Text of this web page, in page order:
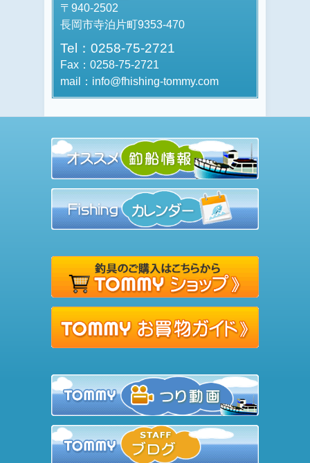
〒940-2502
長岡市寺泊片町9353-470
Tel：0258-75-2721
Fax：0258-75-2721
mail：info@fhishing-tommy.com